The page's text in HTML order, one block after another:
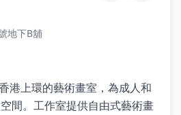
地下B舖
港上環的藝術畫室，為成人和
間。工作室提供自由式藝術畫